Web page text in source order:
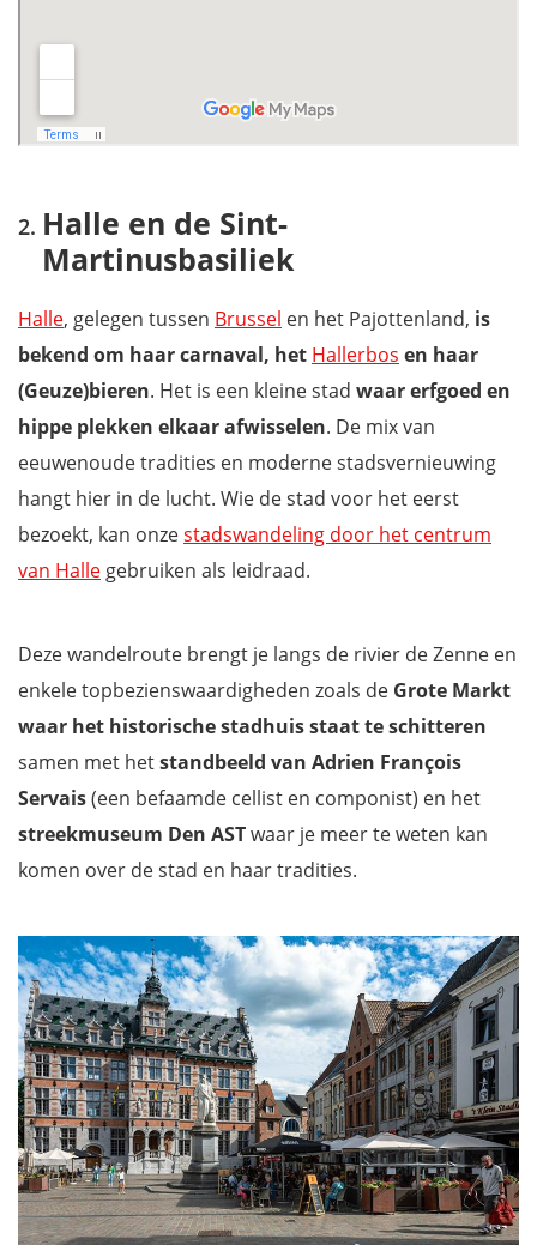
Leuke cafeetjes in het Pajottenland
Huisje Mostinckx
Waer Waters
Brouwerij De Troch
Sint-Waltrudismolen en de Boesmolen
Landschapskubussen
Urbanus van Anus
Kaatssport
Waar overnachten in het Pajottenland?
Download je gratis reisgids Pajottenland
Halle en de Sint-
Martinusbasiliek
Halle, gelegen tussen Brussel en het Pajottenland, is
bekend om haar carnaval, het Hallerbos en haar
(Geuze)bieren. Het is een kleine stad waar erfgoed en
hippe plekken elkaar afwisselen. De mix van
eeuwenoude tradities en moderne stadsvernieuwing
hangt hier in de lucht. Wie de stad voor het eerst
bezoekt, kan onzestadswandeling door het centrum
van Halle gebruiken als leidraad.
Deze wandelroute brengt je langs de rivier de Zenne en
enkele topbezienswaardigheden zoals de Grote Markt
waar het historische stadhuis staat te schitteren
samen met hetstandbeeld van Adrien François
Servais(een befaamde cellist en componist) en het
streekmuseum Den ASTwaar je meer te weten kan
komen over de stad en haar tradities.